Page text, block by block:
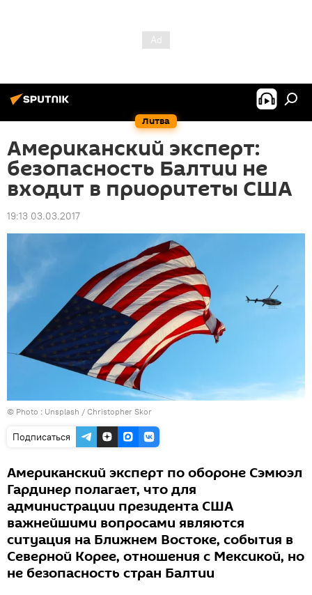
Литва
Американский эксперт:
безопасность Балтии не
входит в приоритеты США
19:13 03.03.2017
© Photo : Unsplash / Christopher Skor
Подписаться
Американский эксперт по обороне Сэмюэл
Гардинер полагает, что для
администрации президента США
важнейшими вопросами являются
ситуация на Ближнем Востоке, события в
Северной Корее, отношения с Мексикой, но
не безопасность стран Балтии